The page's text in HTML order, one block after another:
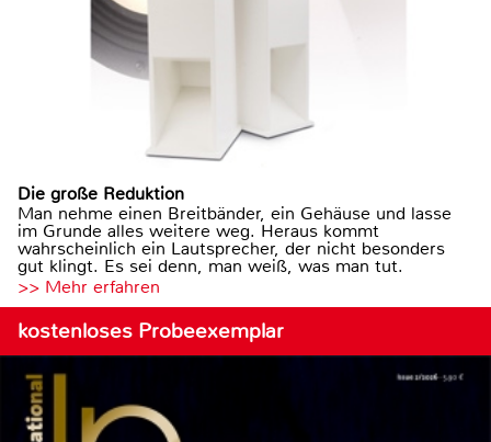
Die große Reduktion
Man nehme einen Breitbänder, ein Gehäuse und lasse
im Grunde alles weitere weg. Heraus kommt
wahrscheinlich ein Lautsprecher, der nicht besonders
gut klingt. Es sei denn, man weiß, was man tut.
>> Mehr erfahren
kostenloses Probeexemplar